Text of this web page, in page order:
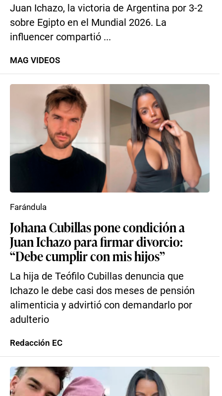
Juan Ichazo, la victoria de Argentina por 3-2
sobre Egipto en el Mundial 2026. La
influencer compartió ...
MAG VIDEOS
Johana Cubillas pone condición a
Juan Ichazo para firmar divorcio:
“Debe cumplir con mis hijos”
La hija de Teófilo Cubillas denuncia que
Ichazo le debe casi dos meses de pensión
alimenticia y advirtió con demandarlo por
adulterio
Farándula
Redacción EC